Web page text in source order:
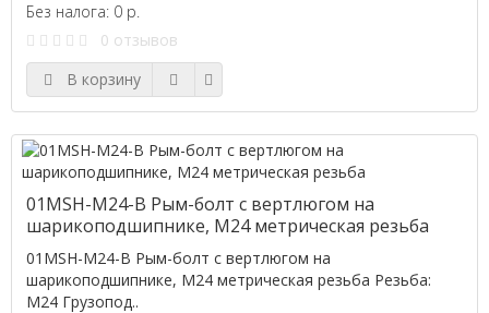
Без налога: 0 р.
0 отзывов
В корзину
01MSH-M24-B Рым-болт с вертлюгом на
шарикоподшипнике, M24 метрическая резьба
01MSH-M24-B Рым-болт с вертлюгом на
шарикоподшипнике, M24 метрическая резьба Резьба:
M24 Грузопод..